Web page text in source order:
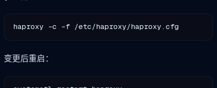
变更后重启：